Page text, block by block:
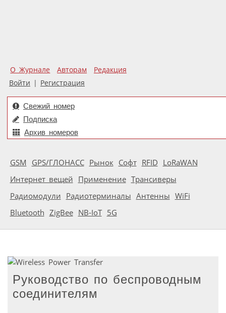
О Журнале Авторам
Редакция
Войти | Регистрация
Свежий номер
Подписка
Архив номеров
GSM GPS/ГЛОНАСС Рынок Софт RFID LoRaWAN
Интернет вещей Применение Трансиверы
Радиомодули Радиотерминалы Антенны WiFi
Bluetooth ZigBee NB-IoT 5G
Руководство по беспроводным
соединителям